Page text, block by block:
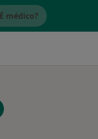
É médico?